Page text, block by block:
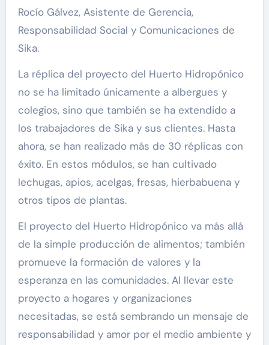
Rocío Gálvez, Asistente de Gerencia,
Responsabilidad Social y Comunicaciones de
Sika.
La réplica del proyecto del Huerto Hidropónico
no se ha limitado únicamente a albergues y
colegios, sino que también se ha extendido a
los trabajadores de Sika y sus clientes. Hasta
ahora, se han realizado más de 30 réplicas con
éxito. En estos módulos, se han cultivado
lechugas, apios, acelgas, fresas, hierbabuena y
otros tipos de plantas.
El proyecto del Huerto Hidropónico va más allá
de la simple producción de alimentos; también
promueve la formación de valores y la
esperanza en las comunidades. Al llevar este
proyecto a hogares y organizaciones
necesitadas, se está sembrando un mensaje de
responsabilidad y amor por el medio ambiente y